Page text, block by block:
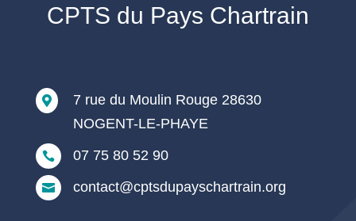
CPTS du Pays Chartrain

7 rue du Moulin Rouge 28630
NOGENT-LE-PHAYE
 07 75 80 52 90
 contact@cptsdupayschartrain.org